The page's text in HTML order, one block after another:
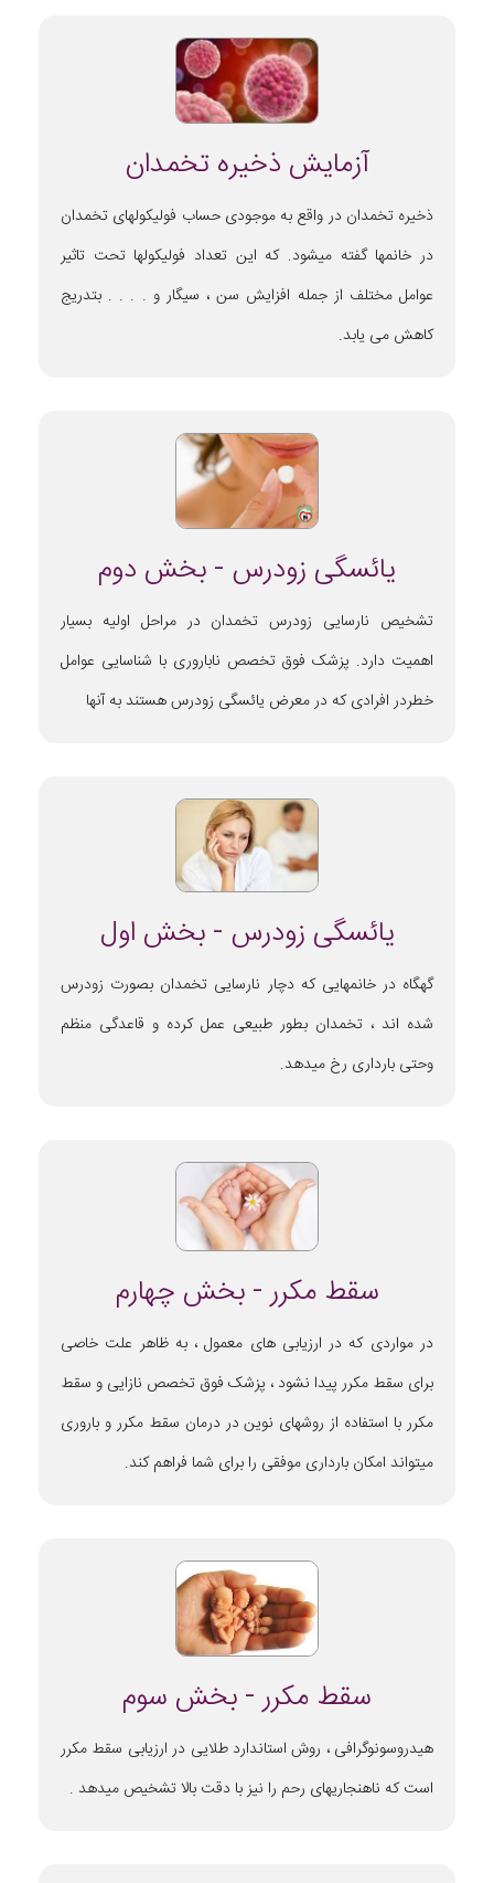
آزمایش ذخیره تخمدان
ذخیره تخمدان در واقع به موجودی حساب فولیکولهای تخمدان
در خانمها گفته میشود. که این تعداد فولیکولها تحت تاثیر
عوامل مختلف از جمله افزایش سن ، سیگار و . . . . بتدریج
کاهش می یابد.
یائسگی زودرس - بخش دوم
تشخیص نارسایی زودرس تخمدان در مراحل اولیه بسیار
اهمیت دارد. پزشک فوق تخصص ناباروری با شناسایی عوامل
خطردر افرادی که در معرض یائسگی زودرس هستند به آنها
یائسگی زودرس - بخش اول
گهگاه در خانمهایی که دچار نارسایی تخمدان بصورت زودرس
شده اند ، تخمدان بطور طبیعی عمل کرده و قاعدگی منظم
وحتی بارداری رخ میدهد.
سقط مکرر - بخش چهارم
در مواردی که در ارزیابی های معمول ، به ظاهر علت خاصی
برای سقط مکرر پیدا نشود ، پزشک فوق تخصص نازایی و سقط
مکرر با استفاده از روشهای نوین در درمان سقط مکرر و باروری
میتواند امکان بارداری موفقی را برای شما فراهم کند.
سقط مکرر - بخش سوم
هیدروسونوگرافی ، روش استاندارد طلایی در ارزیابی سقط مکرر
است که ناهنجاریهای رحم را نیز با دقت بالا تشخیص میدهد .